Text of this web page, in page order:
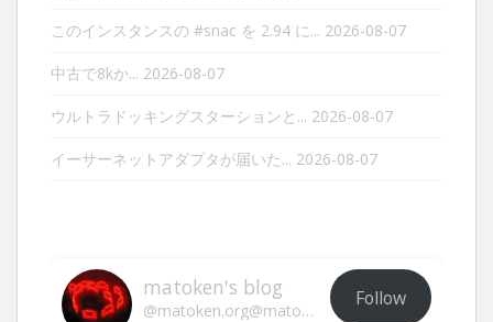
このインスタンスの #snac を 2.94 に... 2026-08-07
中古で8kか... 2026-08-07
ウルトラドッキングスターションと... 2026-08-07
イーサーネットアダプタが届いた... 2026-08-07
matoken's blog
@matoken.org@matoken.org
Follow